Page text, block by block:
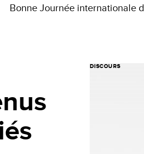
Bonne Journée internationale
DISCOURS